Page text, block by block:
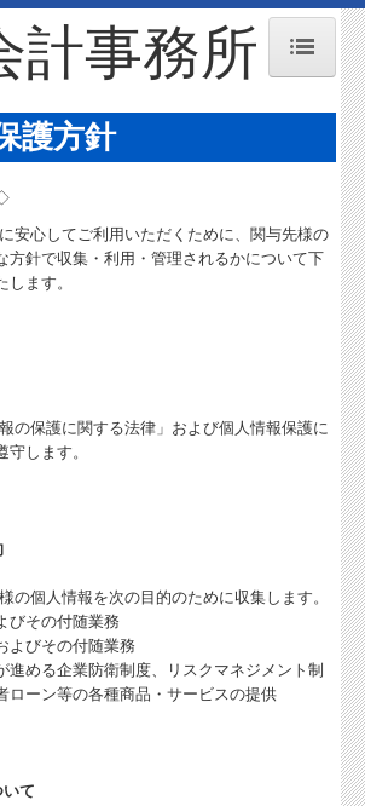
紹介
計事務所
護方針
安心してご利用いただくために、関与先様の
方針で収集・利用・管理されるかについて下
ます。
の保護に関する法律」および個人情報保護に
します。
の個人情報を次の目的のために収集します。
びその付随業務
よびその付随業務
進める企業防衛制度、リスクマネジメント制
ローン等の各種商品・サービスの提供
て